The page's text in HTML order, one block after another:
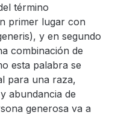
término
primer lugar con
y en segundo
combinación de
esta palabra se
para una raza,
abundancia de
generosa va a